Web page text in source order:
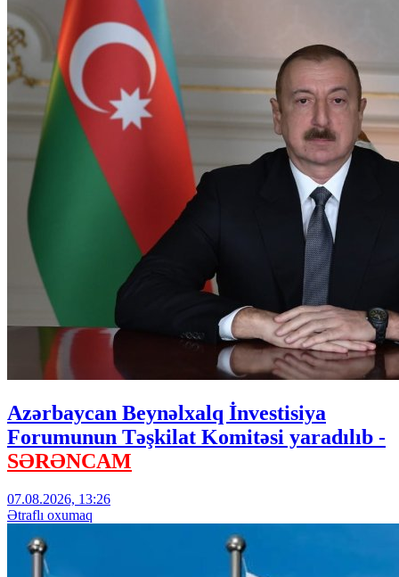
Azərbaycan Beynəlxalq İnvestisiya
Forumunun Təşkilat Komitəsi yaradılıb -
SƏRƏNCAM
07.08.2026, 13:26
Ətraflı oxumaq